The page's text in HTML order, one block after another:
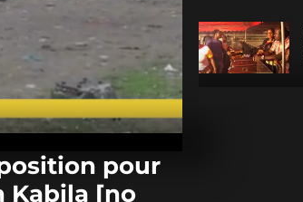
pour
Kabila [no